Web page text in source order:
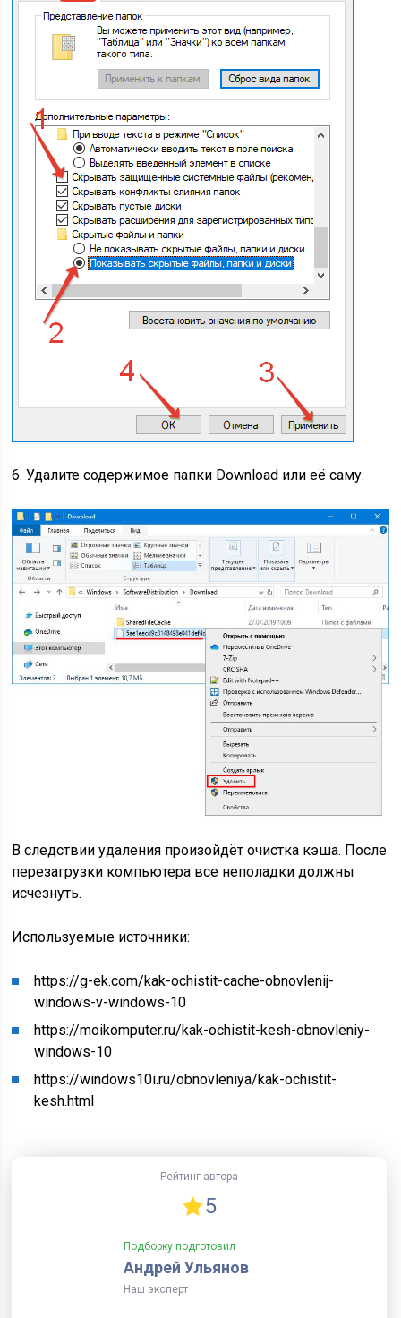
6. Удалите содержимое папки Download или её саму.
В следствии удаления произойдёт очистка кэша. После
перезагрузки компьютера все неполадки должны
исчезнуть.
Используемые источники:
https://g-ek.com/kak-ochistit-cache-obnovlenij-
windows-v-windows-10
https://moikomputer.ru/kak-ochistit-kesh-obnovleniy-
windows-10
https://windows10i.ru/obnovleniya/kak-ochistit-
kesh.html
Рейтинг автора
5
Подборку подготовил
Андрей Ульянов
Наш эксперт